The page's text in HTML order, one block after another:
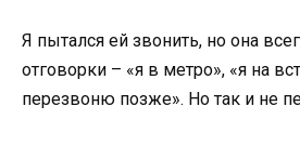
Я пытался ей звонить, но она
отговорки – «я в метро», «я на
перезвоню позже». Но так и не